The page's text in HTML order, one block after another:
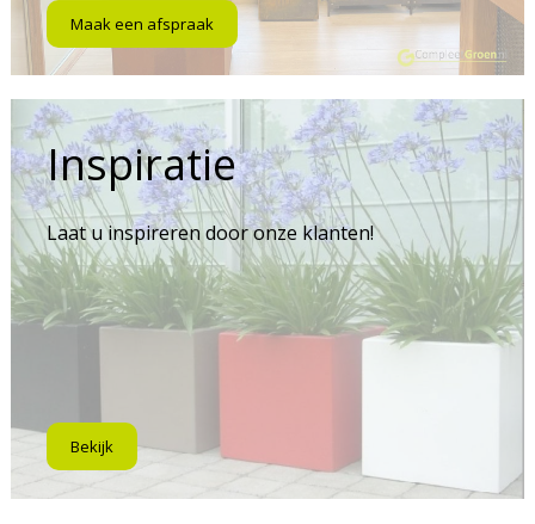
Maak een afspraak
Inspiratie
Laat u inspireren door onze klanten!
Bekijk